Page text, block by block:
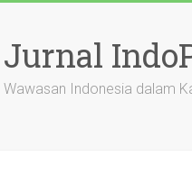
Jurnal
Wawasan Indonesia dalam